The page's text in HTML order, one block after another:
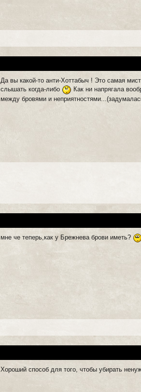
Да вы какой-то анти-Хоттабыч ! Это самая
слышать когда-либо
Как ни напрягала
между бровями и
мне че теперь,как у Брежнева брови иметь?
Хороший способ для того, чтобы убирать